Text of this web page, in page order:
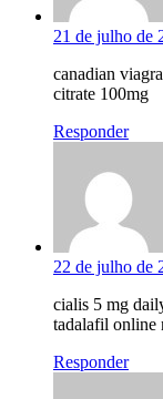
21 de julho de
canadian
citrate 100mg
Responder
22 de julho de
cialis 5 mg
tadalafil online
Responder